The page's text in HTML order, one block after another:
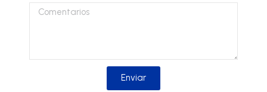
Comentarios
Enviar